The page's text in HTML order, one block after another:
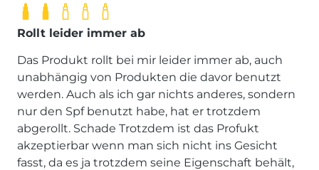
Rollt leider immer ab
Das Produkt rollt bei mir leider immer ab, auch
unabhängig von Produkten die davor benutzt
werden. Auch als ich gar nichts anderes, sondern
nur den Spf benutzt habe, hat er trotzdem
abgerollt. Schade Trotzdem ist das Profukt
akzeptierbar wenn man sich nicht ins Gesicht
fasst, da es ja trotzdem seine Eigenschaft behält,